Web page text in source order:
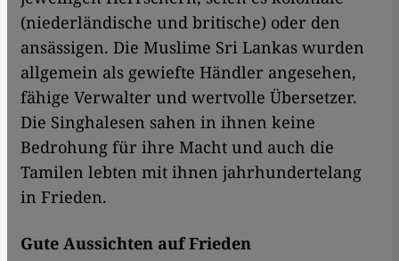
(niederländische und britische) oder den
ansässigen. Die Muslime Sri Lankas wurden
allgemein als gewiefte Händler angesehen,
fähige Verwalter und wertvolle Übersetzer.
Die Singhalesen sahen in ihnen keine
Bedrohung für ihre Macht und auch die
Tamilen lebten mit ihnen jahrhundertelang
in Frieden.
Gute Aussichten auf Frieden